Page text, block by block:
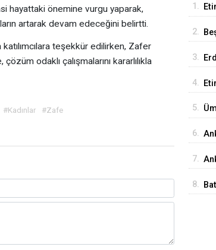
hayattaki önemine vurgu yaparak,
artarak devam edeceğini belirtti.
teşekkür edilirken, Zafer
odaklı çalışmalarını kararlılıkla
#Kadınlar #Zafe
1.
2.
3.
4.
5.
6.
7.
8.